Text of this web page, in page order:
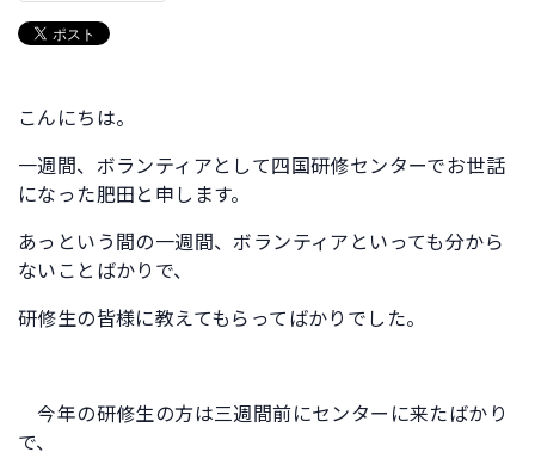
こんにちは。
一週間、ボランティアとして四国研修センターでお世話
になった肥田と申します。
あっという間の一週間、ボランティアといっても分から
ないことばかりで、
研修生の皆様に教えてもらってばかりでした。
今年の研修生の方は三週間前にセンターに来たばかり
で、